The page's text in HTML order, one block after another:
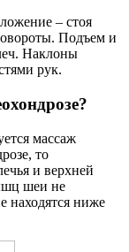
– стоя
Подъем и
Наклоны
рук.
массаж
то
и верхней
шеи не
находятся ниже